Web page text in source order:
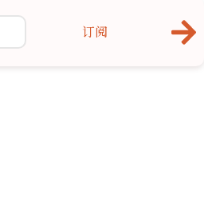
订阅